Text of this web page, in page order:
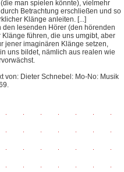
man spielen könnte), vielmehr
Betrachtung erschließen und so
Klänge anleiten. [...]
den lesenden Hörer (den hörenden
Klänge führen, die uns umgibt, aber
jener imaginären Klänge setzen,
uns bildet, nämlich aus realen wie
von: Dieter Schnebel: Mo-No: Musik